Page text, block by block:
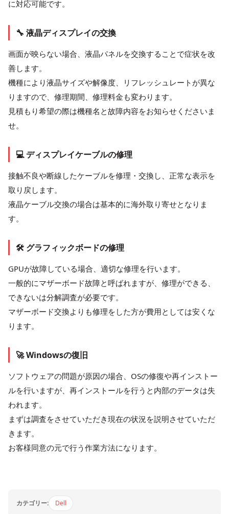
に対応可能です。
🔧 液晶ディスプレイの交換
画面が映らない場合、液晶パネルを交換することで症状を改
善します。
機種により液晶サイズや解像度、リフレッシュレートが異な
りますので、修理期間、修理料金も変わります。
見積もり希望の際は機種名と故障内容をお知らせくださいま
せ。
💻 ディスプレイケーブルの修理
接触不良や断線したケーブルを修理・交換し、正常な表示を
取り戻します。
液晶ケーブル交換の場合は基本的に海外取り寄せとなりま
す。
🛠 グラフィックボードの修理
GPUが故障している場合、適切な修理を行います。
一般的にマザーボード故障と呼ばれますが、修理ができる、
できないは分解調査が必要です。
マザーボード交換よりも修理をした方が費用としては安くな
ります。
🚀 Windowsの復旧
ソフトウェアの問題が原因の場合、OSの修復や再インストー
ルを行いますが、再インストールを行うと内部のデータは失
われます。
まずは調査をさせていただき現在の状況を説明させていただ
きます。
お客様同意の元で行う作業方法になります。
カテゴリー: Dell